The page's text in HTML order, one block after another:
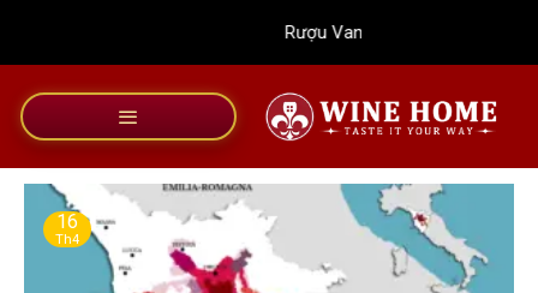
dung
Rượu Vang Wine Home
16
Th4